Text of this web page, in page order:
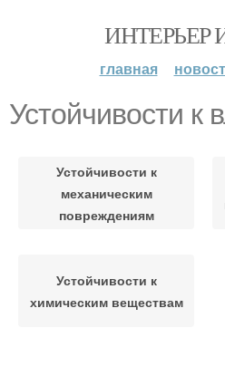
ИНТЕРЬЕР
главная
Устойчивости к
Устойчивости к
механическим
повреждениям
Устойчивости к
химическим веществам